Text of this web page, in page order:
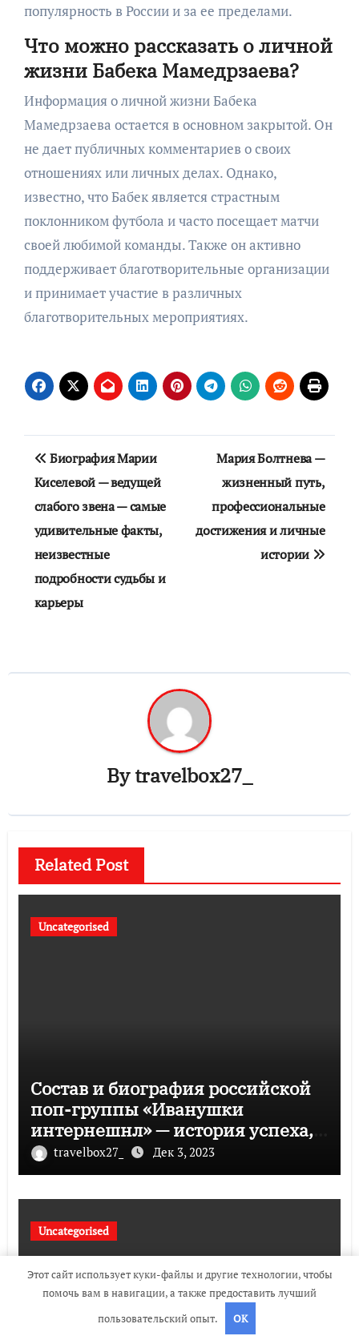
популярность в России и за ее пределами.
Что можно рассказать о личной
жизни Бабека Мамедрзаева?
Информация о личной жизни Бабека
Мамедрзаева остается в основном закрытой. Он
не дает публичных комментариев о своих
отношениях или личных делах. Однако,
известно, что Бабек является страстным
поклонником футбола и часто посещает матчи
своей любимой команды. Также он активно
поддерживает благотворительные организации
и принимает участие в различных
благотворительных мероприятиях.
Навигация
по
записям
Биография Марии
Киселевой — ведущей
слабого звена — самые
удивительные факты,
неизвестные
подробности судьбы и
карьеры
Мария Болтнева —
жизненный путь,
профессиональные
достижения и личные
истории
Bytravelbox27_
Related Post
Uncategorised
Состав и биография российской
поп-группы «Иванушки
интернешнл» — история успеха,
музыка и судьбы участников
travelbox27_ Дек 3, 2023
Uncategorised
Этот сайт использует куки-файлы и другие технологии, чтобы
помочь вам в навигации, а также предоставить лучший
пользовательский опыт.
OK